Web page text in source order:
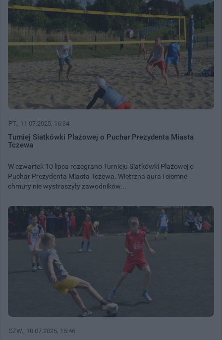
PT. , 11.07.2025, 16:34
Turniej Siatkówki Plażowej o Puchar Prezydenta Miasta
Tczewa
W czwartek 10 lipca rozegrano Turnieju Siatkówki Plażowej o
Puchar Prezydenta Miasta Tczewa. Wietrzna aura i ciemne
chmury nie wystraszyły zawodników...
CZW. , 10.07.2025, 15:46